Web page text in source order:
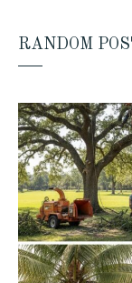
RANDOM